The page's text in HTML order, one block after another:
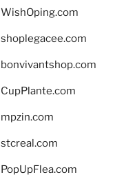
WishOping.com
shoplegacee.com
bonvivantshop.com
CupPlante.com
mpzin.com
stcreal.com
PopUpFlea.com